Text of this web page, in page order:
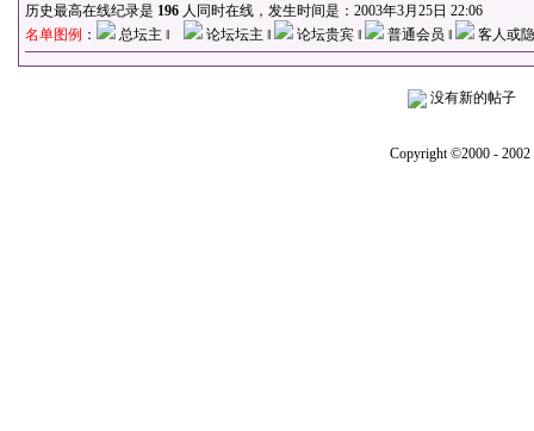
历史最高在线纪录是 196 人同时在线，发生时间是：2003年3月25日 22:06
名单图例 ： 总坛主 ‖ 论坛坛主 ‖ 论坛贵宾 ‖ 普通会员 ‖ 客人或
没有新的帖
Copyright ©2000 - 2002